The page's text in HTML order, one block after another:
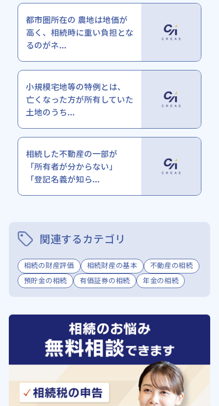
都市圏所在の 農地は地価が
高く、相続時に重い負担とな
るのがネ...
小規模宅地等の特例とは、
亡くなった方が所有していた
土地のうち...
相続した不動産の一部が
「所有者が分からない」
「登記名義が知ら...
関連するカテゴリ
相続の財産評価 相続財産の基本
不動産の相続
預貯金の相続
有価証券の相続 年金の相続